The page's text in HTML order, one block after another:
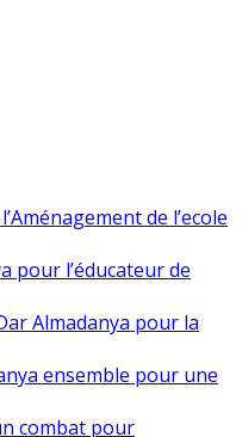
de l’ecole
pour l’éducateur de
Almadanya pour la
ensemble pour une
combat pour